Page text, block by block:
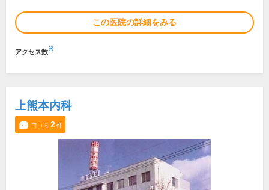
この医院の詳細をみる
アクセス数※
上熊本内科
口コミ 2件